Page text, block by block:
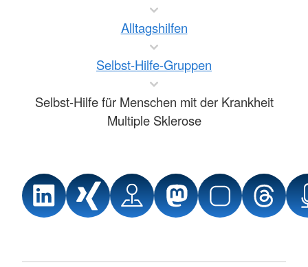
Alltagshilfen
Selbst-Hilfe-Gruppen
Selbst-Hilfe für Menschen mit der Krankheit
Multiple Sklerose